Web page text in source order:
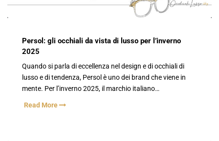
Persol: gli occhiali da vista di lusso per l’inverno
2025
Quando si parla di eccellenza nel design e di occhiali di
lusso e di tendenza, Persol è uno dei brand che viene in
mente. Per l’inverno 2025, il marchio italiano…
Read More